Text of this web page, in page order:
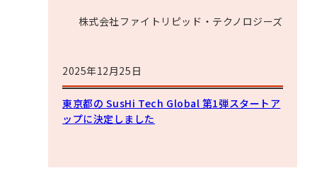
株式会社ファイトリピッド・テクノロジーズ
東京都の SusHi Tech Global 第1弾スタートア
ップに決定しました
2025年12月25日